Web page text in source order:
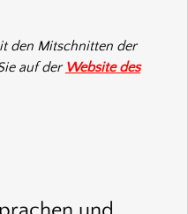
den Mitschnitten der
auf der Website des